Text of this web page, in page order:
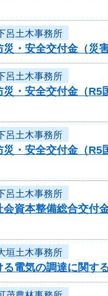
呂土木事務所
・安全交付金（災
呂土木事務所
・安全交付金（R5
呂土木事務所
・安全交付金（R5
呂土木事務所
資本整備総合交付
垣土木事務所
る電気の調達に関す